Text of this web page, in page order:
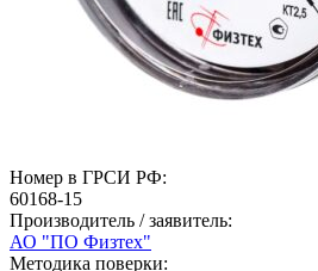
Номер в ГРСИ РФ:
60168-15
Производитель / заявитель:
АО "ПО Физтех"
Методика поверки: